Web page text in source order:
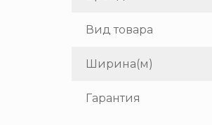
Вид товара
Ширина(м)
Гарантия